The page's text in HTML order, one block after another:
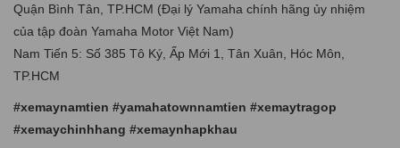
Quận Bình Tân, TP.HCM (Đại lý Yamaha chính hãng ủy nhiệm
của tập đoàn Yamaha Motor Việt Nam)
Nam Tiến 5: Số 385 Tô Ký, Ấp Mới 1, Tân Xuân, Hóc Môn,
TP.HCM
#xemaynamtien #yamahatownnamtien #xemaytragop
#xemaychinhhang #xemaynhapkhau